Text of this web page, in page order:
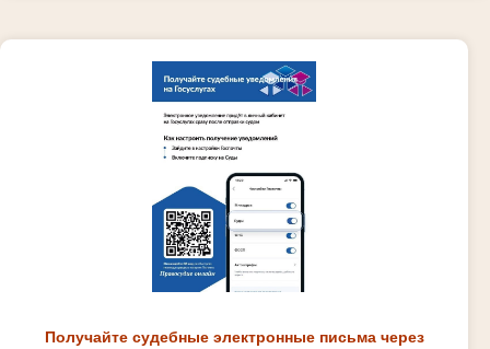
Получайте судебные электронные письма через